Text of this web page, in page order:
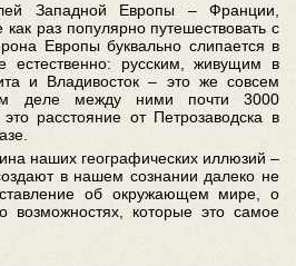
Западной Европы – Франции,
раз популярно путешествовать с
Европы буквально слипается в
естественно: русским, живущим в
и Владивосток – это же совсем
деле между ними почти 3000
расстояние от Петрозаводска в
наших географических иллюзий –
в нашем сознании далеко не
об окружающем мире, о
которые это самое